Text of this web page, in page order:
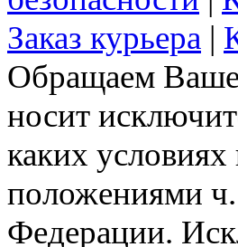
Заказ курьера |
Обращаем Ваше
носит
каких
положениями ч.
Федерации.